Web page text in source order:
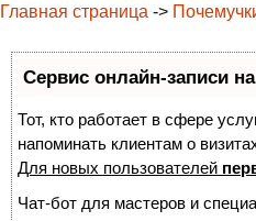
Главная страница ->
Сервис онлайн-записи
Тот, кто работает в сфере
напоминать клиентам о
Для новых пользователей
Чат-бот для мастеров и